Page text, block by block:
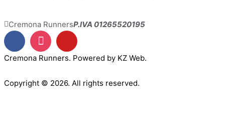
Cremona RunnersP.IVA 01265520195
Cremona Runners. Powered by KZ Web.
Copyright © 2026. All rights reserved.